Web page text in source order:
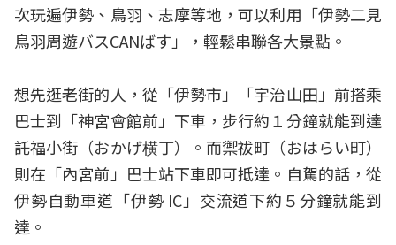
次玩遍伊勢、鳥羽、志摩等地，可以利用「伊勢二見
鳥羽周遊バスCANばす」，輕鬆串聯各大景點。
想先逛老街的人，從「伊勢市」「宇治山田」前搭乘
巴士到「神宮會館前」下車，步行約１分鐘就能到達
託福小街（おかげ横丁）。而禦祓町（おはらい町）
則在「內宮前」巴士站下車即可抵達。自駕的話，從
伊勢自動車道「伊勢 IC」交流道下約５分鐘就能到
達。